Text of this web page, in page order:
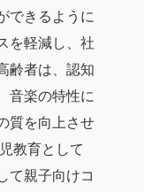
できるように
を軽減し、社
齢者は、認知
音楽の特性に
質を向上させ
教育として
て親子向けコ